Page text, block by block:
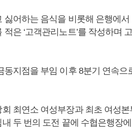
싫어하는 음식을 비롯해 은행에
은 ‘고객관리노트’를 작성하며
동지점을 부임 이후 8분기 연속으
최연소 여성부장과 최초 여성
두 번의 도전 끝에 수협은행장